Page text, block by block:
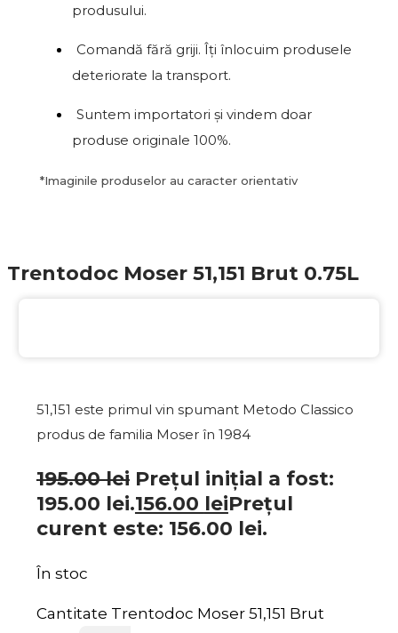
produsului.
Comandă fără griji. Îți înlocuim produsele
deteriorate la transport.
Suntem importatori și vindem doar
produse originale 100%.
*Imaginile produselor au caracter orientativ
Trentodoc Moser 51,151 Brut 0.75L
51,151 este primul vin spumant Metodo Classico
produs de familia Moser în 1984
195.00lei Prețul inițial a fost:
195.00 lei.156.00 leiPrețul
curent este: 156.00 lei.
În stoc
Cantitate Trentodoc Moser 51,151 Brut